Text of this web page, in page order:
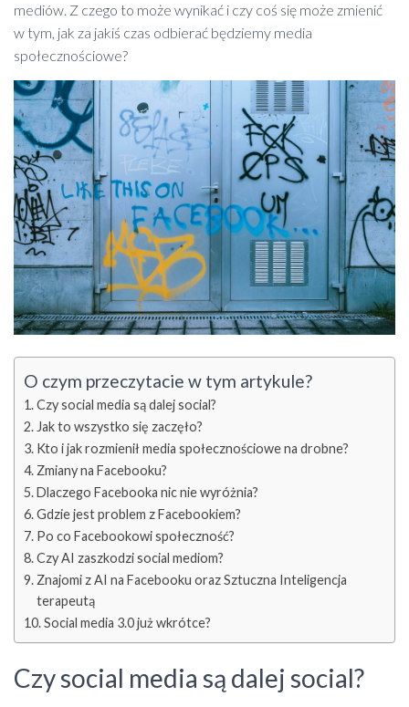
mediów. Z czego to może wynikać i czy coś się może zmienić
w tym, jak za jakiś czas odbierać będziemy media
społecznościowe?
O czym przeczytacie w tym artykule?
Czy social media są dalej social?
Jak to wszystko się zaczęło?
Kto i jak rozmienił media społecznościowe na drobne?
Zmiany na Facebooku?
Dlaczego Facebooka nic nie wyróżnia?
Gdzie jest problem z Facebookiem?
Po co Facebookowi społeczność?
Czy AI zaszkodzi social mediom?
Znajomi z AI na Facebooku oraz Sztuczna Inteligencja
terapeutą
Social media 3.0 już wkrótce?
Czy social media są dalej social?